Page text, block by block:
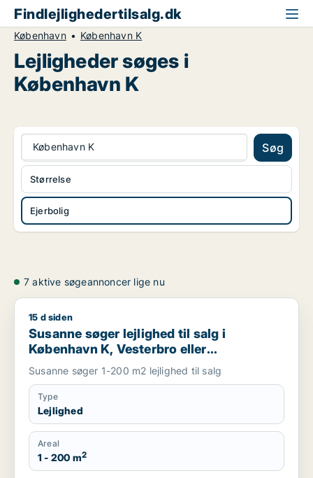
Findlejlighedertilsalg.dk
København København K
Lejligheder søges i
København K
København K Søg
Ejerbolig
Størrelse
7 aktive søgeannoncer lige nu
Susanne søger lejlighed til salg i København K, Vesterbro
15 d siden
Susanne søger lejlighed til salg i
København K, Vesterbro eller
Frederiksberg m.fl.
Susanne søger 1-200 m2 lejlighed til salg
Type
Lejlighed
Areal
1 - 200 m2